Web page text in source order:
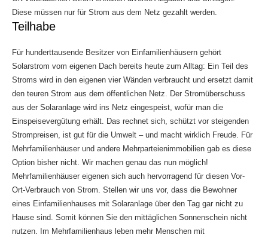
Diese müssen nur für Strom aus dem Netz gezahlt werden.
Teilhabe
Für hunderttausende Besitzer von Einfamilienhäusern gehört
Solarstrom vom eigenen Dach bereits heute zum Alltag: Ein Teil des
Stroms wird in den eigenen vier Wänden verbraucht und ersetzt damit
den teuren Strom aus dem öffentlichen Netz. Der Stromüberschuss
aus der Solaranlage wird ins Netz eingespeist, wofür man die
Einspeisevergütung erhält. Das rechnet sich, schützt vor steigenden
Strompreisen, ist gut für die Umwelt – und macht wirklich Freude. Für
Mehrfamilienhäuser und andere Mehrparteienimmobilien gab es diese
Option bisher nicht. Wir machen genau das nun möglich!
Mehrfamilienhäuser eigenen sich auch hervorragend für diesen Vor-
Ort-Verbrauch von Strom. Stellen wir uns vor, dass die Bewohner
eines Einfamilienhauses mit Solaranlage über den Tag gar nicht zu
Hause sind. Somit können Sie den mittäglichen Sonnenschein nicht
nutzen. Im Mehrfamilienhaus leben mehr Menschen mit